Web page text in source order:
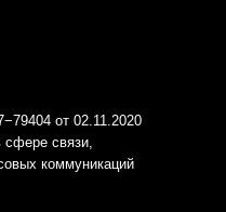
от 02.11.2020
связи,
коммуникаций